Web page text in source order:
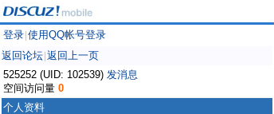
登录 使用QQ帐号登录
返回论坛 返回上一页
525252 (UID: 102539) 发消息
空间访问量 0
个人资料